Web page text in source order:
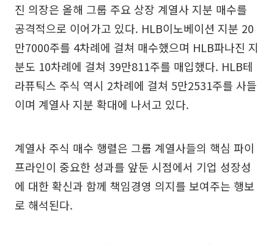
진 의장은 올해 그룹 주요 상장 계열사 지분 매수를
공격적으로 이어가고 있다. HLB이노베이션 지분 20
만7000주를 4차례에 걸쳐 매수했으며 HLB파나진 지
분도 10차례에 걸쳐 39만811주를 매입했다. HLB테
라퓨틱스 주식 역시 2차례에 걸쳐 5만2531주를 사들
이며 계열사 지분 확대에 나서고 있다.
계열사 주식 매수 행렬은 그룹 계열사들의 핵심 파이
프라인이 중요한 성과를 앞둔 시점에서 기업 성장성
에 대한 확신과 함께 책임경영 의지를 보여주는 행보
로 해석된다.